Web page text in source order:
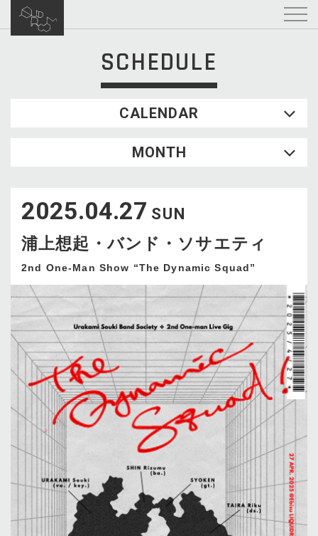
SCHEDULE
CALENDAR
WED
2
3 4 5
16
17 18 19 20 21
23
24 25 26 27 28
30
31
MONTH
2025.04.27 SUN
浦上想起・バンド・ソサエティ
2nd One-Man Show “The Dynamic Squad”